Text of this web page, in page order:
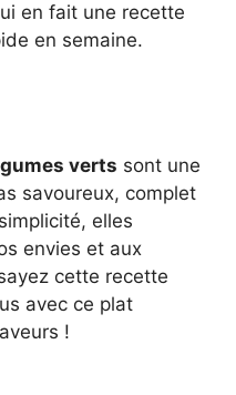
en fait une recette
en semaine.
verts sont une
savoureux, complet
elles
envies et aux
cette recette
avec ce plat
!